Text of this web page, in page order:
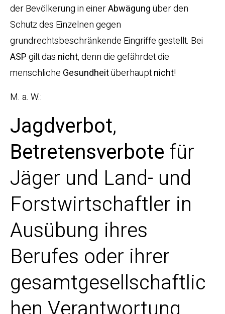
der Bevölkerung in einerAbwägungüber den
Schutz des Einzelnen gegen
grundrechtsbeschränkende Eingriffe gestellt. Bei
ASPgilt das nicht, denn die gefährdet die
menschliche Gesundheitüberhauptnicht!
M. a. W.:
Jagdverbot,
Betretensverbote für
Jäger und Land- und
Forstwirtschaftler in
Ausübung ihres
Berufes oder ihrer
gesamtgesellschaftlic